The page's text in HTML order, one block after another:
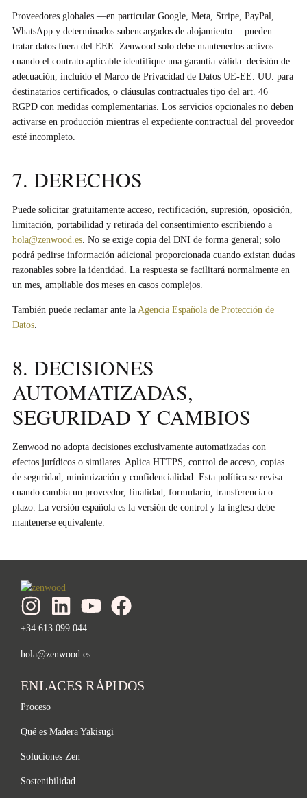
Proveedores globales —en particular Google, Meta, Stripe, PayPal,
WhatsApp y determinados subencargados de alojamiento— pueden
tratar datos fuera del EEE. Zenwood solo debe mantenerlos activos
cuando el contrato aplicable identifique una garantía válida: decisión de
adecuación, incluido el Marco de Privacidad de Datos UE‑EE. UU. para
destinatarios certificados, o cláusulas contractuales tipo del art. 46
RGPD con medidas complementarias. Los servicios opcionales no deben
activarse en producción mientras el expediente contractual del proveedor
esté incompleto.
7. DERECHOS
Puede solicitar gratuitamente acceso, rectificación, supresión, oposición,
limitación, portabilidad y retirada del consentimiento escribiendo a
hola@zenwood.es . No se exige copia del DNI de forma general; solo
podrá pedirse información adicional proporcionada cuando existan dudas
razonables sobre la identidad. La respuesta se facilitará normalmente en
un mes, ampliable dos meses en casos complejos.
También puede reclamar ante la Agencia Española de Protección de
Datos.
8. DECISIONES
AUTOMATIZADAS,
SEGURIDAD Y CAMBIOS
Zenwood no adopta decisiones exclusivamente automatizadas con
efectos jurídicos o similares. Aplica HTTPS, control de acceso, copias
de seguridad, minimización y confidencialidad. Esta política se revisa
cuando cambia un proveedor, finalidad, formulario, transferencia o
plazo. La versión española es la versión de control y la inglesa debe
mantenerse equivalente.
+34 613 099 044
hola@zenwood.es
ENLACES RÁPIDOS
Proceso
Qué es Madera Yakisugi
Soluciones Zen
Sostenibilidad